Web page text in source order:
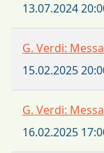
13.07.2024
G. Verdi:
15.02.2025
G. Verdi:
16.02.2025